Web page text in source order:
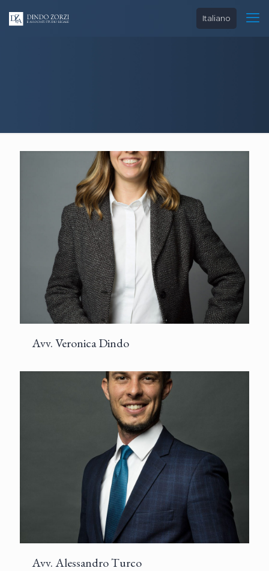
Italiano
Avv. Veronica Dindo
Avv. Alessandro Turco